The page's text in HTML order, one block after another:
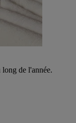
de l'année.